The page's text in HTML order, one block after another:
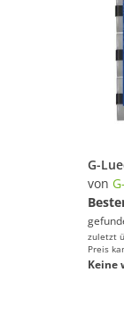
von
zuletzt
Preis
Keine